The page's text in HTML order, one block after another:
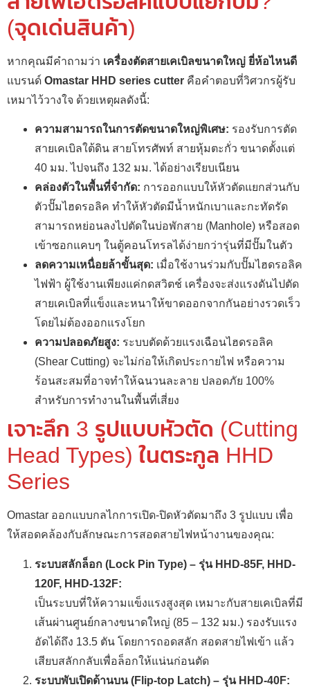
(จุดเด่นสินค้า)
หากคุณมีคำถามว่า เครื่องตัดสายเคเบิลขนาดใหญ่ ยี่ห้อไหนดี
แบรนด์ Omastar HHD series cutter คือคำตอบที่วิศวกรผู้รับ
เหมาไว้วางใจ ด้วยเหตุผลดังนี้:
ความสามารถในการตัดขนาดใหญ่พิเศษ: รองรับการตัด
สายเคเบิลใต้ดิน สายโทรศัพท์ สายหุ้มตะกั่ว ขนาดตั้งแต่
40 มม. ไปจนถึง 132 มม. ได้อย่างเรียบเนียน
คล่องตัวในพื้นที่จำกัด: การออกแบบให้หัวตัดแยกส่วนกับ
ตัวปั๊มไฮดรอลิค ทำให้หัวตัดมีน้ำหนักเบาและกะทัดรัด
สามารถหย่อนลงไปตัดในบ่อพักสาย (Manhole) หรือสอด
เข้าซอกแคบๆ ในตู้คอนโทรลได้ง่ายกว่ารุ่นที่มีปั๊มในตัว
ลดความเหนื่อยล้าขั้นสุด: เมื่อใช้งานร่วมกับปั๊มไฮดรอลิค
ไฟฟ้า ผู้ใช้งานเพียงแค่กดสวิตช์ เครื่องจะส่งแรงดันไปตัด
สายเคเบิลที่แข็งและหนาให้ขาดออกจากกันอย่างรวดเร็ว
โดยไม่ต้องออกแรงโยก
ความปลอดภัยสูง: ระบบตัดด้วยแรงเฉือนไฮดรอลิค
(Shear Cutting) จะไม่ก่อให้เกิดประกายไฟ หรือความ
ร้อนสะสมที่อาจทำให้ฉนวนละลาย ปลอดภัย 100%
สำหรับการทำงานในพื้นที่เสี่ยง
เจาะลึก 3 รูปแบบหัวตัด (Cutting
Head Types) ในตระกูล HHD
Series
Omastar ออกแบบกลไกการเปิด-ปิดหัวตัดมาถึง 3 รูปแบบ เพื่อ
ให้สอดคล้องกับลักษณะการสอดสายไฟหน้างานของคุณ:
ระบบสลักล็อก (Lock Pin Type) – รุ่น HHD-85F, HHD-
120F, HHD-132F:
เป็นระบบที่ให้ความแข็งแรงสูงสุด เหมาะกับสายเคเบิลที่มี
เส้นผ่านศูนย์กลางขนาดใหญ่ (85 – 132 มม.) รองรับแรง
อัดได้ถึง 13.5 ตัน โดยการถอดสลัก สอดสายไฟเข้า แล้ว
เสียบสลักกลับเพื่อล็อกให้แน่นก่อนตัด
ระบบพับเปิดด้านบน (Flip-top Latch) – รุ่น HHD-40F: